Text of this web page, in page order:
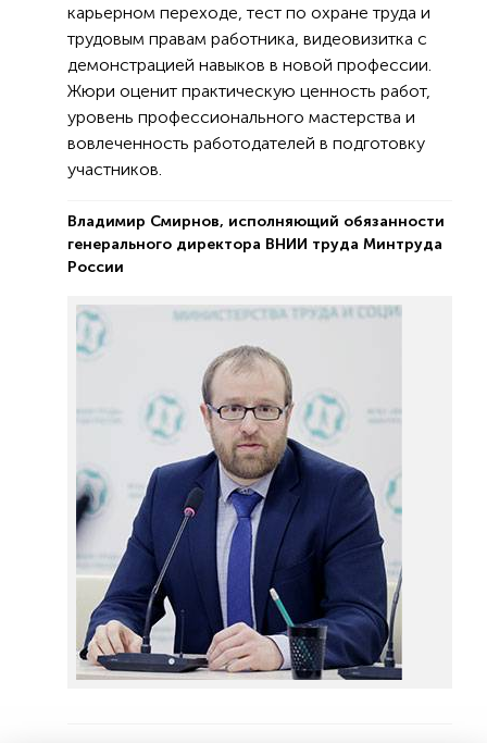
карьерном переходе, тест по охране труда и
трудовым правам работника, видеовизитка с
демонстрацией навыков в новой профессии.
Жюри оценит практическую ценность работ,
уровень профессионального мастерства и
вовлеченность работодателей в подготовку
участников.
Владимир Смирнов, исполняющий обязанности
генерального директора ВНИИ труда Минтруда
России